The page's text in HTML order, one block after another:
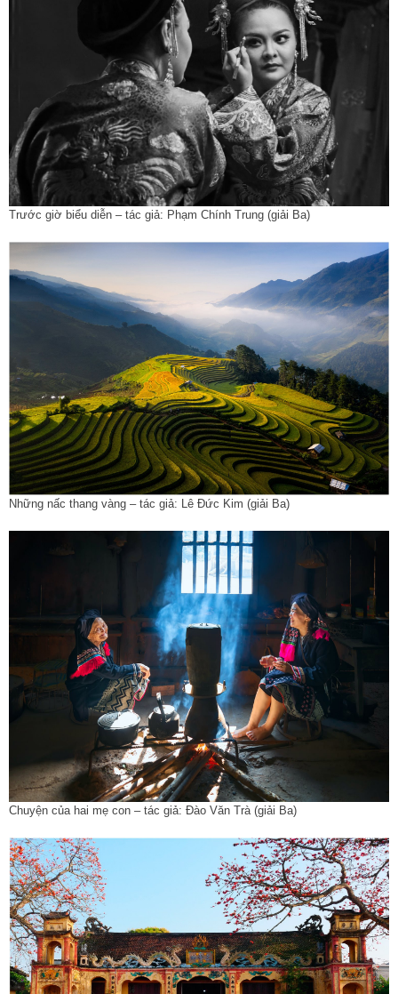
Trước giờ biểu diễn – tác giả: Phạm Chính Trung (giải Ba)
Những nấc thang vàng – tác giả: Lê Đức Kim (giải Ba)
Chuyện của hai mẹ con – tác giả: Đào Văn Trà (giải Ba)